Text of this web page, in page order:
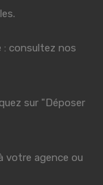
: consultez nos
sur "Déposer
votre agence ou